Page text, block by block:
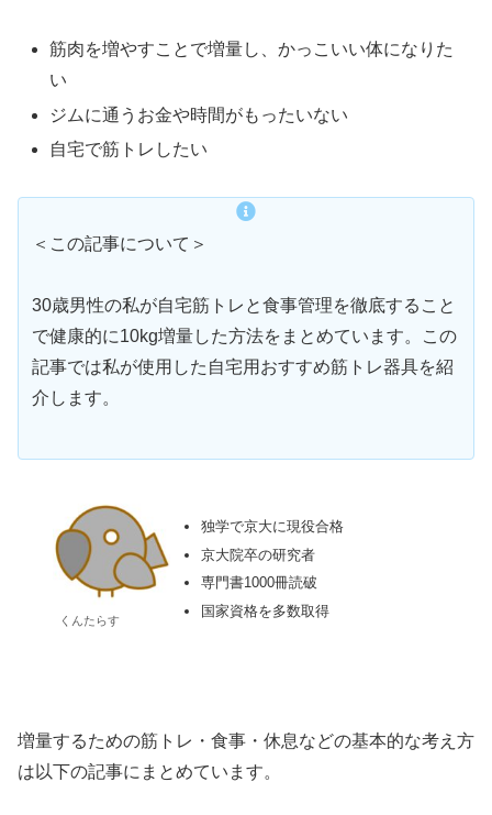
筋肉を増やすことで増量し、かっこいい体になりた
い
ジムに通うお金や時間がもったいない
自宅で筋トレしたい
＜この記事について＞
30歳男性の私が自宅筋トレと食事管理を徹底すること
で健康的に10kg増量した方法をまとめています。この
記事では私が使用した自宅用おすすめ筋トレ器具を紹
介します。
くんたらす
独学で京大に現役合格
京大院卒の研究者
専門書1000冊読破
国家資格を多数取得
増量するための筋トレ・食事・休息などの基本的な考え方
は以下の記事にまとめています。